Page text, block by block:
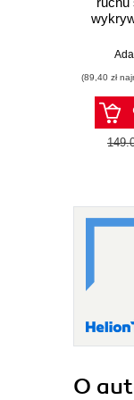
(89,40 zł
O